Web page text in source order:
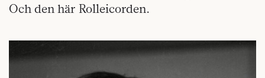
Och den här Rolleicorden.